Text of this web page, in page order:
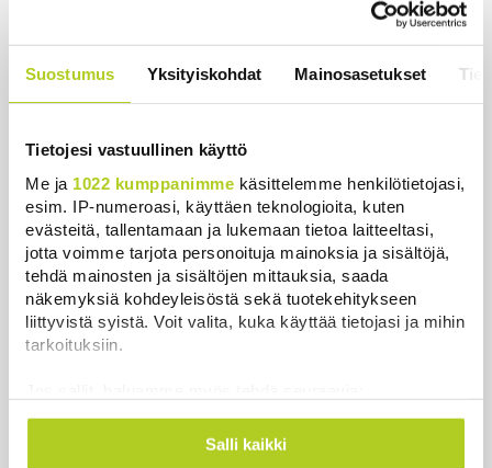
Suostumus Yksityiskohdat Mainosasetukset
Tietojesi vastuullinen käyttö
Me ja 1022 kumppanimme käsittelemme henkilötietojasi,
esim. IP-numeroasi, käyttäen teknologioita, kuten
evästeitä, tallentamaan ja lukemaan tietoa laitteeltasi,
jotta voimme tarjota personoituja mainoksia ja sisältöjä,
tehdä mainosten ja sisältöjen mittauksia, saada
näkemyksiä kohdeyleisöstä sekä tuotekehitykseen
liittyvistä syistä. Voit valita, kuka käyttää tietojasi ja mihin
tarkoituksiin.
Kerätä tietoja maantieteellisestä sijainnistasi,
mahdollisesti muutaman metrin tarkkuudella
Salli kaikki
Katseet yötaivaalle – tämä on paras
Uutiset
Uusimmat Luetuimmat